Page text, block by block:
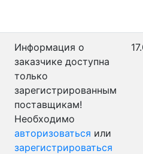
Информация о
заказчике доступна
только
зарегистрированным
поставщикам!
Необходимо
авторизоваться или
зарегистрироваться